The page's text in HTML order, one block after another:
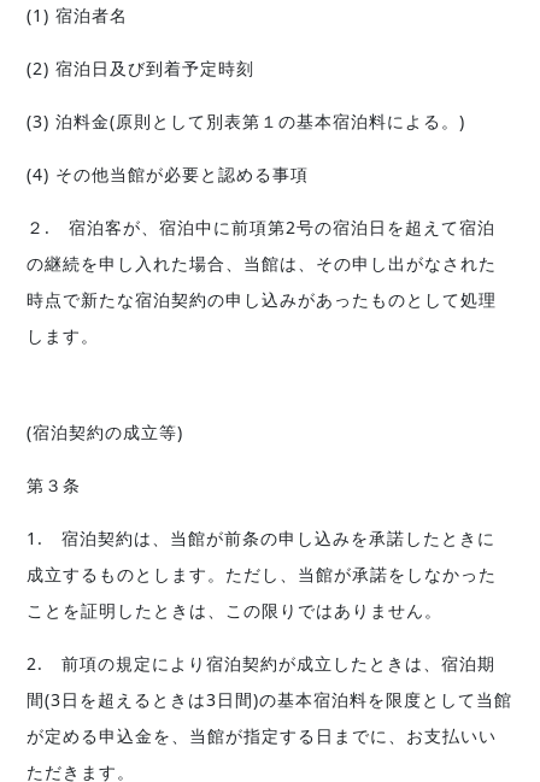
(1) 宿泊者名
(2) 宿泊日及び到着予定時刻
(3) 泊料金(原則として別表第１の基本宿泊料による。)
(4) その他当館が必要と認める事項
２. 宿泊客が、宿泊中に前項第2号の宿泊日を超えて宿泊
の継続を申し入れた場合、当館は、その申し出がなされた
時点で新たな宿泊契約の申し込みがあったものとして処理
します。
(宿泊契約の成立等)
第３条
1. 宿泊契約は、当館が前条の申し込みを承諾したときに
成立するものとします。ただし、当館が承諾をしなかった
ことを証明したときは、この限りではありません。
2. 前項の規定により宿泊契約が成立したときは、宿泊期
間(3日を超えるときは3日間)の基本宿泊料を限度として当館
が定める申込金を、当館が指定する日までに、お支払いい
ただきます。